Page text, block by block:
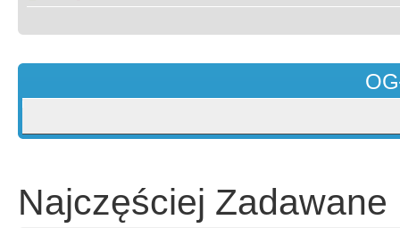
Najczęściej Zadawane